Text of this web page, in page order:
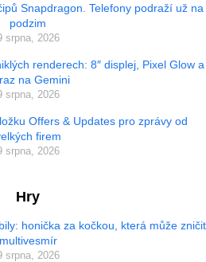
Snapdragon. Telefony podraží už na
podzim
srpna, 2026
renderech: 8″ displej, Pixel Glow a
na Gemini
srpna, 2026
Offers & Updates pro zprávy od
firem
srpna, 2026
Hry
honička za kočkou, která může zničit
multivesmír
srpna, 2026